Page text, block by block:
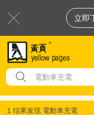
立即
1 结果发现 電動車充電